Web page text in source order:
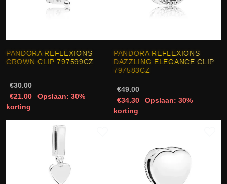
PANDORA REFLEXIONS
CROWN CLIP 797599CZ
€30.00
€21.00
Opslaan: 30%
korting
PANDORA REFLEXIONS
DAZZLING ELEGANCE CLIP
797583CZ
€49.00
€34.30
Opslaan: 30%
korting